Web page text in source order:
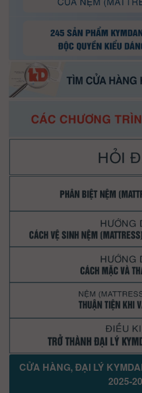
CỬA HÀNG, ĐẠI LÝ
2025-